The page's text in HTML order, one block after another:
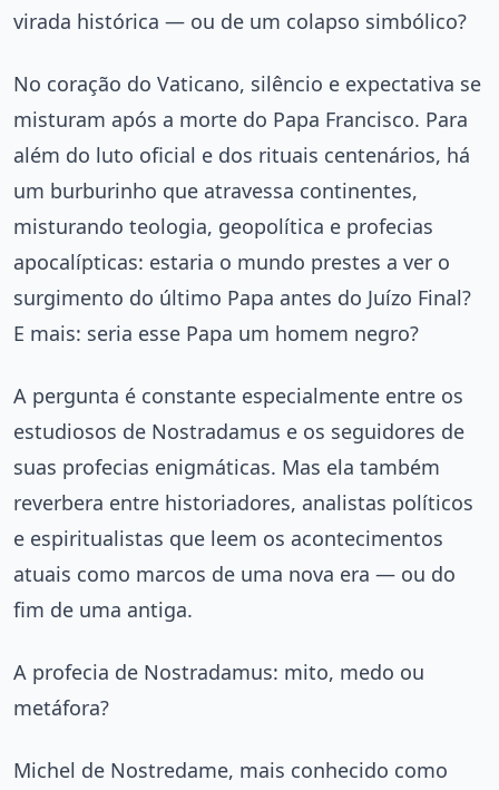
virada histórica — ou de um colapso simbólico?
No coração do Vaticano, silêncio e expectativa se
misturam após a morte do Papa Francisco. Para
além do luto oficial e dos rituais centenários, há
um burburinho que atravessa continentes,
misturando teologia, geopolítica e profecias
apocalípticas: estaria o mundo prestes a ver o
surgimento do último Papa antes do Juízo Final?
E mais: seria esse Papa um homem negro?
A pergunta é constante especialmente entre os
estudiosos de Nostradamus e os seguidores de
suas profecias enigmáticas. Mas ela também
reverbera entre historiadores, analistas políticos
e espiritualistas que leem os acontecimentos
atuais como marcos de uma nova era — ou do
fim de uma antiga.
A profecia de Nostradamus: mito, medo ou
metáfora?
Michel de Nostredame, mais conhecido como